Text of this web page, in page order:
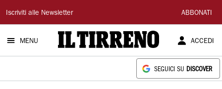
Il
Tirreno
Iscriviti alle Newsletter ABBONATI
MENU ACCEDI
SEGUICI SU DISCOVER